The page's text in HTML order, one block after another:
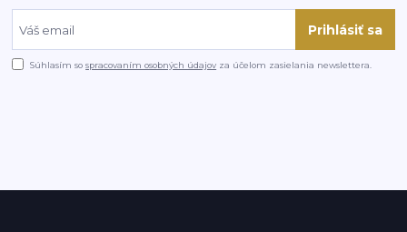
Prihlásiť sa
Súhlasím sospracovaním osobných údajov za účelom zasielania newslettera.